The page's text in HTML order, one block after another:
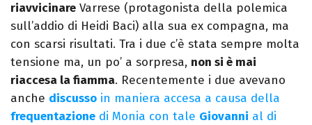
riavvicinare Varrese (protagonista della polemica
sull’addio di Heidi Baci) alla sua ex compagna, ma
con scarsi risultati. Tra i due c’è stata sempre molta
tensione ma, un po’ a sorpresa, non si è mai
riaccesa la fiamma. Recentemente i due avevano
anche discusso in maniera accesa a causa della
frequentazione di Monia con tale Giovanni al di